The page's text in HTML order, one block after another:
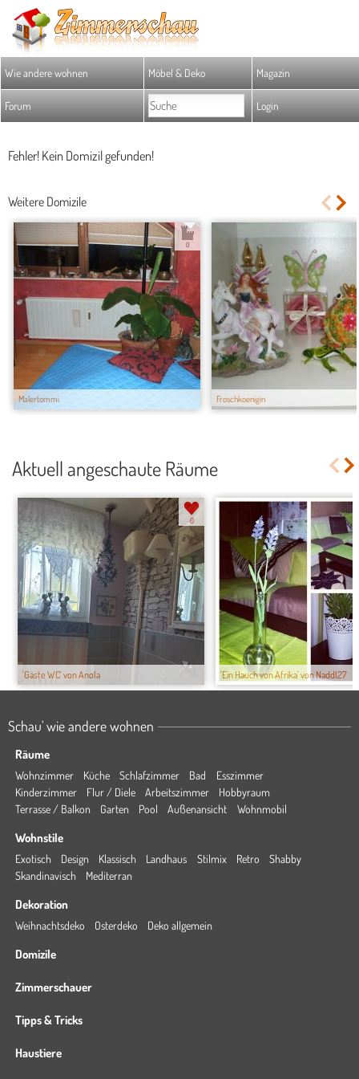
Wie andere wohnen Möbel & Deko Magazin
Forum Login
Fehler! Kein Domizil gefunden!
Weitere Domizile
Malertommi
0
Froschkoenigin
Aktuell angeschaute Räume
'Gäste WC' von Anola
0
'Ein Hauch von Afrika' von Naddl27
Schau' wie andere wohnen
Räume
Wohnzimmer Küche Schlafzimmer Bad
Esszimmer
Kinderzimmer
Flur / Diele Arbeitszimmer
Hobbyraum
Terrasse / Balkon
Garten Pool Außenansicht Wohnmobil
Wohnstile
Exotisch Design Klassisch Landhaus Stilmix Retro
Shabby
Skandinavisch
Mediterran
Dekoration
Weihnachtsdeko Osterdeko Deko allgemein
Domizile
Zimmerschauer
Tipps & Tricks
Haustiere